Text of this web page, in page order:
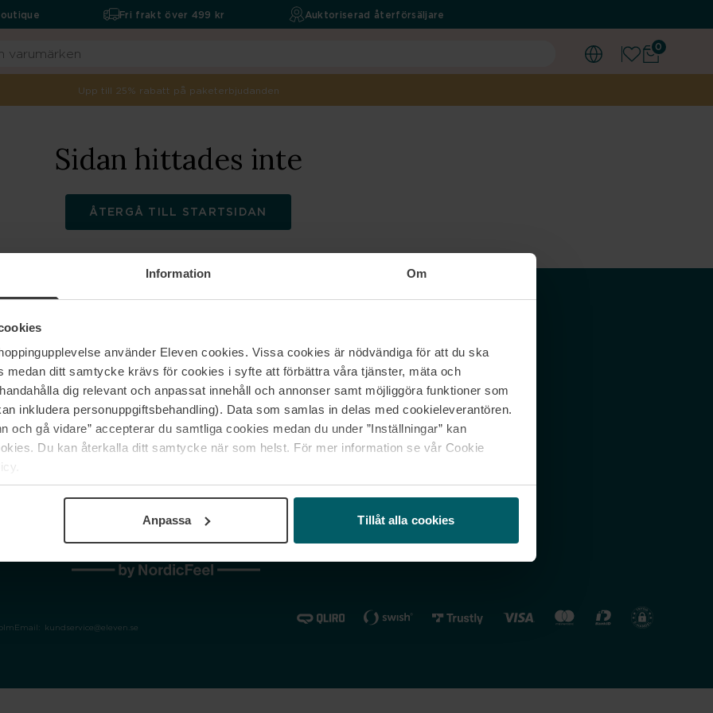
Information Om
använder Eleven cookies. Vissa cookies är nödvändiga för att du ska
medan ditt samtycke krävs för cookies i syfte att förbättra våra tjänster, mäta och
dig relevant och anpassat innehåll och annonser samt möjliggöra funktioner som
inkludera personuppgiftsbehandling). Data som samlas in delas med cookieleverantören.
och gå vidare” accepterar du samtliga cookies medan du under ”Inställningar” kan
Du kan återkalla ditt samtycke när som helst. För mer information se vår Cookie
Anpassa Tillåt alla cookies
0
Fri frakt över 499 kr Auktoriserad återförsäljare
Upp till 25% rabatt på paketerbjudanden
Sidan hittades inte
ÅTERGÅ TILL STARTSIDAN
Om oss
Jobba hos oss
Våra varumärken
Kontakta oss
Vanliga frågor & svar
Spåra min beställning
reklamationer
Nordicfeel SE
Nordicfeel FI
Nordicfeel NO
Email: kundservice@eleven.se